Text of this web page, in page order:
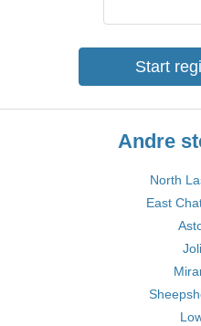
Start
Andre
North
East